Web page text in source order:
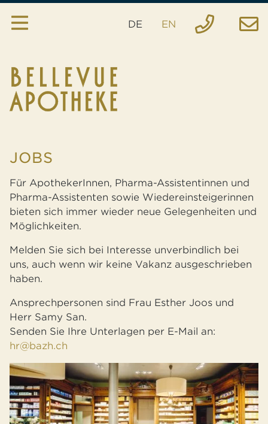
DE
EN
Apotheke
Services
Notfall
Standort
JOBS
Für ApothekerInnen, Pharma-Assistentinnen und
Pharma-Assistenten sowie Wiedereinsteigerinnen
bieten sich immer wieder neue Gelegenheiten und
Möglichkeiten.
Melden Sie sich bei Interesse unverbindlich bei
uns, auch wenn wir keine Vakanz ausgeschrieben
haben.
Ansprechpersonen sind Frau Esther Joos und
Herr Samy San.
Senden Sie Ihre Unterlagen per E-Mail an:
hr@bazh.ch